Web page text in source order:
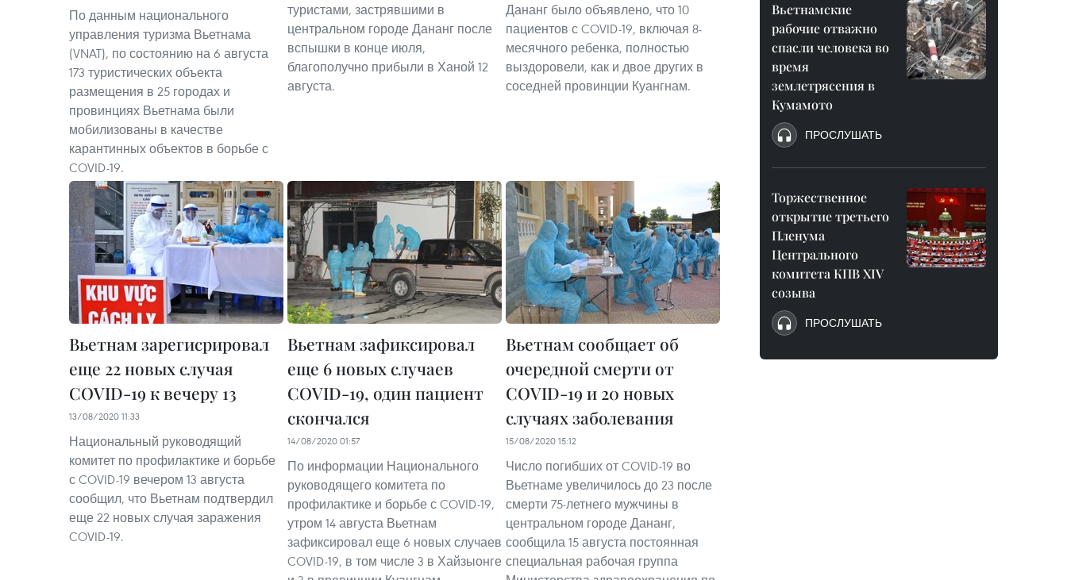
По данным национального
управления туризма Вьетнама
(VNAT), по состоянию на 6 августа
173 туристических объекта
размещения в 25 городах и
провинциях Вьетнама были
мобилизованы в качестве
карантинных объектов в борьбе с
COVID-19.
туристами, застрявшими в
центральном городе Дананг после
вспышки в конце июля,
благополучно прибыли в Ханой 12
августа.
Дананг было объявлено, что 10
пациентов с COVID-19, включая 8-
месячного ребенка, полностью
выздоровели, как и двое других в
соседней провинции Куангнам.
Вьетнам зарегисрировал
еще 22 новых случая
COVID-19 к вечеру 13
13/08/2020 11:33
Национальный руководящий
комитет по профилактике и борьбе
с COVID-19 вечером 13 августа
сообщил, что Вьетнам подтвердил
еще 22 новых случая заражения
COVID-19.
Вьетнам зафиксировал
еще 6 новых случаев
COVID-19, один пациент
скончался
14/08/2020 01:57
По информации Национального
руководящего комитета по
профилактике и борьбе с COVID-19,
утром 14 августа Вьетнам
зафиксировал еще 6 новых случаев
COVID-19, в том числе 3 в Хайзыонге
Вьетнам сообщает об
очередной смерти от
COVID-19 и 20 новых
случаях заболевания
15/08/2020 15:12
Число погибших от COVID-19 во
Вьетнаме увеличилось до 23 после
смерти 75-летнего мужчины в
центральном городе Дананг,
сообщила 15 августа постоянная
специальная рабочая группа
Вьетнамские
рабочие отважно
спасли человека во
время
землетрясения в
Кумамото
ПРОСЛУШАТЬ
Торжественное
открытие третьего
Пленума
Центрального
комитета КПВ XIV
созыва
ПРОСЛУШАТЬ